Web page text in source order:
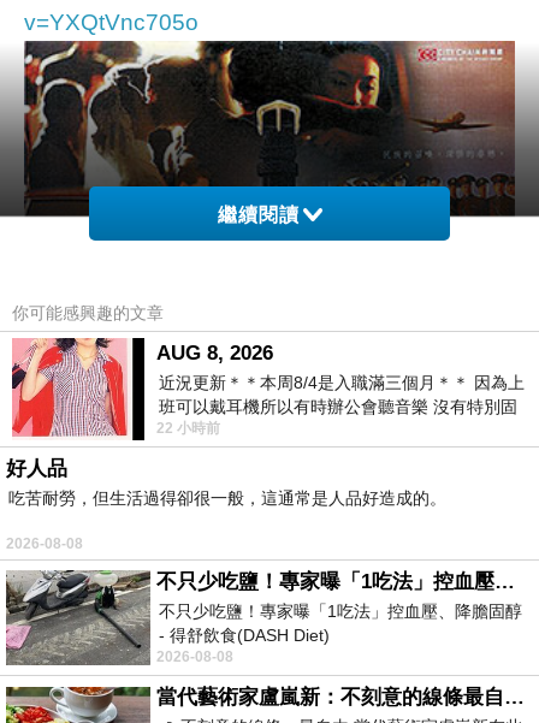
v=YXQtVnc705o
繼續閱讀
你可能感興趣的文章
AUG 8, 2026
近況更新＊＊本周8/4是入職滿三個月＊＊ 因為上
班可以戴耳機所以有時辦公會聽音樂 沒有特別固
定哪天但就是一周某一天會固定聽'90
22 小時前
好人品
吃苦耐勞，但生活過得卻很一般，這通常是人品好造成的。
2026-08-08
不只少吃鹽！專家曝「1吃法」控血壓、降膽固醇 - 得舒飲食(DASH Diet)
不只少吃鹽！專家曝「1吃法」控血壓、降膽固醇
- 得舒飲食(DASH Diet)
https://www.facebook.com/dietitiansophia/
posts/157966
2026-08-08
當代藝術家盧嵐新：不刻意的線條最自由，讓色彩流動、筆觸自己說話